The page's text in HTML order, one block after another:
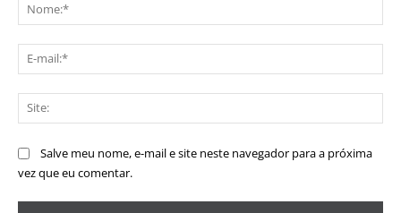
Salve meu nome, e-mail e site neste navegador para a próxima
vez que eu comentar.